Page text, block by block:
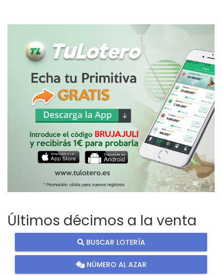
Últimos décimos a la venta
BUSCAR LOTERÍA
NÚMERO AL AZAR